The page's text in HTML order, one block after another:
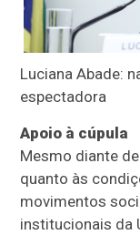
Luciana Abade:
espectadora
Apoio à cúpula
Mesmo diante
quanto às
movimentos
institucionais da